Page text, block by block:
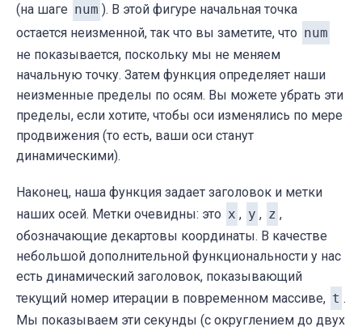
(на шаге num ). В этой фигуре начальная точка
остается неизменной, так что вы заметите, что num
не показывается, поскольку мы не меняем
начальную точку. Затем функция определяет наши
неизменные пределы по осям. Вы можете убрать эти
пределы, если хотите, чтобы оси изменялись по мере
продвижения (то есть, ваши оси станут
динамическими).
Наконец, наша функция задает заголовок и метки
наших осей. Метки очевидны: это x , y , z ,
обозначающие декартовы координаты. В качестве
небольшой дополнительной функциональности у нас
есть динамический заголовок, показывающий
текущий номер итерации в повременном массиве, t .
Мы показываем эти секунды (с округлением до двух